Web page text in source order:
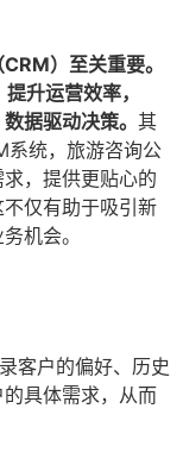
）至关重要。
升运营效率，
据驱动决策。 其
系统，旅游咨询公
，提供更贴心的
仅有助于吸引新
机会。
客户的偏好、历史
具体需求，从而